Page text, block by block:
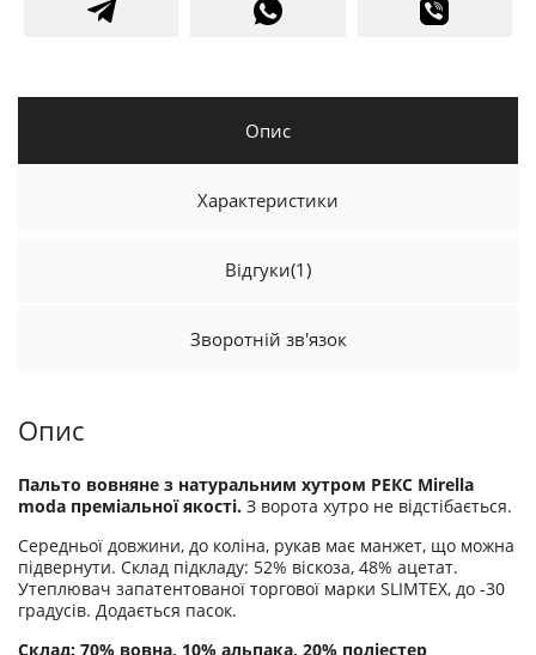
Опис
Характеристики
Відгуки(1)
Зворотній зв'язок
Опис
Пальто вовняне з натуральним хутром РЕКС Mirella
moda преміальної якості. З ворота хутро не відстібається.
Середньої довжини, до коліна, рукав має манжет, що можна
підвернути. Склад підкладу: 52% віскоза, 48% ацетат.
Утеплювач запатентованої торгової марки SLIMTEX, до -30
градусів. Додається пасок.
Склад: 70% вовна, 10% альпака, 20% поліестер